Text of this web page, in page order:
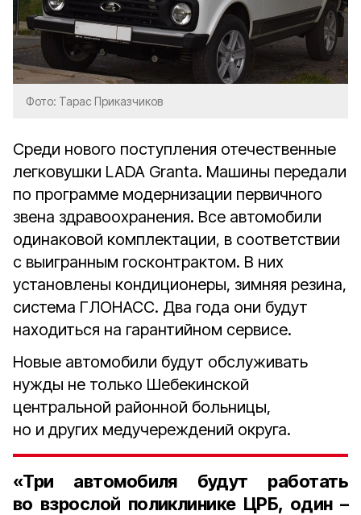
Фото: Тарас Приказчиков
Среди нового поступления отечественные
легковушки LADA Granta. Машины передали
по программе модернизации первичного
звена здравоохранения. Все автомобили
одинаковой комплектации, в соответствии
с выигранным госконтрактом. В них
установлены кондиционеры, зимняя резина,
система ГЛОНАСС. Два года они будут
находиться на гарантийном сервисе.
Новые автомобили будут обслуживать
нужды не только Шебекинской
центральной районной больницы,
но и других медучереждений округа.
«Три автомобиля будут работать
во взрослой поликлинике ЦРБ, один –